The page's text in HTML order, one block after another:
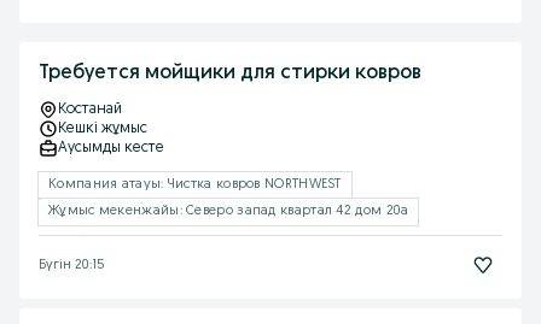
Требуется мойщики для стирки ковров
Костанай
Кешкі жұмыс
Аусымды кесте
Компания атауы: Чистка ковров NORTHWEST
Жұмыс мекенжайы: Северо запад квартал 42 дом 20а
Бүгін 20:15